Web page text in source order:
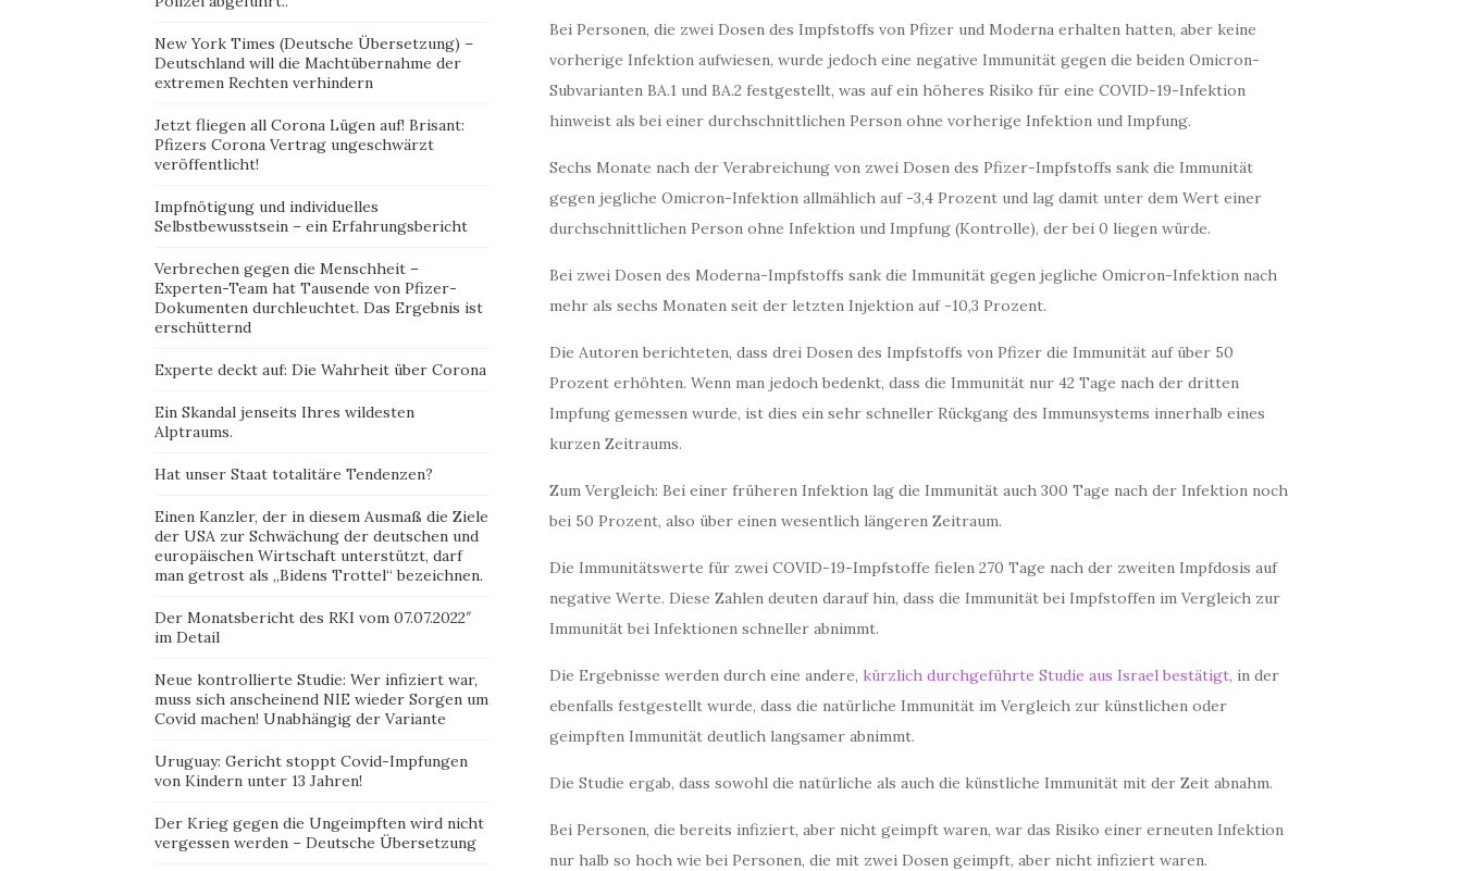
Bei Personen, die zwei Dosen des Impfstoffs von Pfizer und Moderna erhalten hatten, aber keine
vorherige Infektion aufwiesen, wurde jedoch eine negative Immunität gegen die beiden Omicron-
Subvarianten BA.1 und BA.2 festgestellt, was auf ein höheres Risiko für eine COVID-19-Infektion
hinweist als bei einer durchschnittlichen Person ohne vorherige Infektion und Impfung.
Sechs Monate nach der Verabreichung von zwei Dosen des Pfizer-Impfstoffs sank die Immunität
gegen jegliche Omicron-Infektion allmählich auf -3,4 Prozent und lag damit unter dem Wert einer
durchschnittlichen Person ohne Infektion und Impfung (Kontrolle), der bei 0 liegen würde.
Bei zwei Dosen des Moderna-Impfstoffs sank die Immunität gegen jegliche Omicron-Infektion nach
mehr als sechs Monaten seit der letzten Injektion auf -10,3 Prozent.
Die Autoren berichteten, dass drei Dosen des Impfstoffs von Pfizer die Immunität auf über 50
Prozent erhöhten. Wenn man jedoch bedenkt, dass die Immunität nur 42 Tage nach der dritten
Impfung gemessen wurde, ist dies ein sehr schneller Rückgang des Immunsystems innerhalb eines
kurzen Zeitraums.
Zum Vergleich: Bei einer früheren Infektion lag die Immunität auch 300 Tage nach der Infektion noch
bei 50 Prozent, also über einen wesentlich längeren Zeitraum.
Die Immunitätswerte für zwei COVID-19-Impfstoffe fielen 270 Tage nach der zweiten Impfdosis auf
negative Werte. Diese Zahlen deuten darauf hin, dass die Immunität bei Impfstoffen im Vergleich zur
Immunität bei Infektionen schneller abnimmt.
Die Ergebnisse werden durch eine andere, kürzlich durchgeführte Studie aus Israel bestätigt, in der
ebenfalls festgestellt wurde, dass die natürliche Immunität im Vergleich zur künstlichen oder
geimpften Immunität deutlich langsamer abnimmt.
Die Studie ergab, dass sowohl die natürliche als auch die künstliche Immunität mit der Zeit abnahm.
Bei Personen, die bereits infiziert, aber nicht geimpft waren, war das Risiko einer erneuten Infektion
nur halb so hoch wie bei Personen, die mit zwei Dosen geimpft, aber nicht infiziert waren.
New York Times (Deutsche Übersetzung) –
Deutschland will die Machtübernahme der
extremen Rechten verhindern
Jetzt fliegen all Corona Lügen auf! Brisant:
Pfizers Corona Vertrag ungeschwärzt
veröffentlicht!
Impfnötigung und individuelles
Selbstbewusstsein – ein Erfahrungsbericht
Verbrechen gegen die Menschheit –
Experten-Team hat Tausende von Pfizer-
Dokumenten durchleuchtet. Das Ergebnis ist
erschütternd
Experte deckt auf: Die Wahrheit über Corona
Ein Skandal jenseits Ihres wildesten
Alptraums.
Hat unser Staat totalitäre Tendenzen?
Einen Kanzler, der in diesem Ausmaß die Ziele
der USA zur Schwächung der deutschen und
europäischen Wirtschaft unterstützt, darf
man getrost als „Bidens Trottel“ bezeichnen.
Der Monatsbericht des RKI vom 07.07.2022″
im Detail
Neue kontrollierte Studie: Wer infiziert war,
muss sich anscheinend NIE wieder Sorgen um
Covid machen! Unabhängig der Variante
Uruguay: Gericht stoppt Covid-Impfungen
von Kindern unter 13 Jahren!
Der Krieg gegen die Ungeimpften wird nicht
vergessen werden – Deutsche Übersetzung